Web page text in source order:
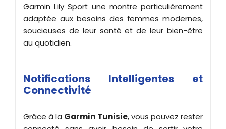
Garmin Lily Sport une montre particulièrement
adaptée aux besoins des femmes modernes,
soucieuses de leur santé et de leur bien-être
au quotidien.
Notifications Intelligentes et
Connectivité
Grâce à la Garmin Tunisie, vous pouvez rester